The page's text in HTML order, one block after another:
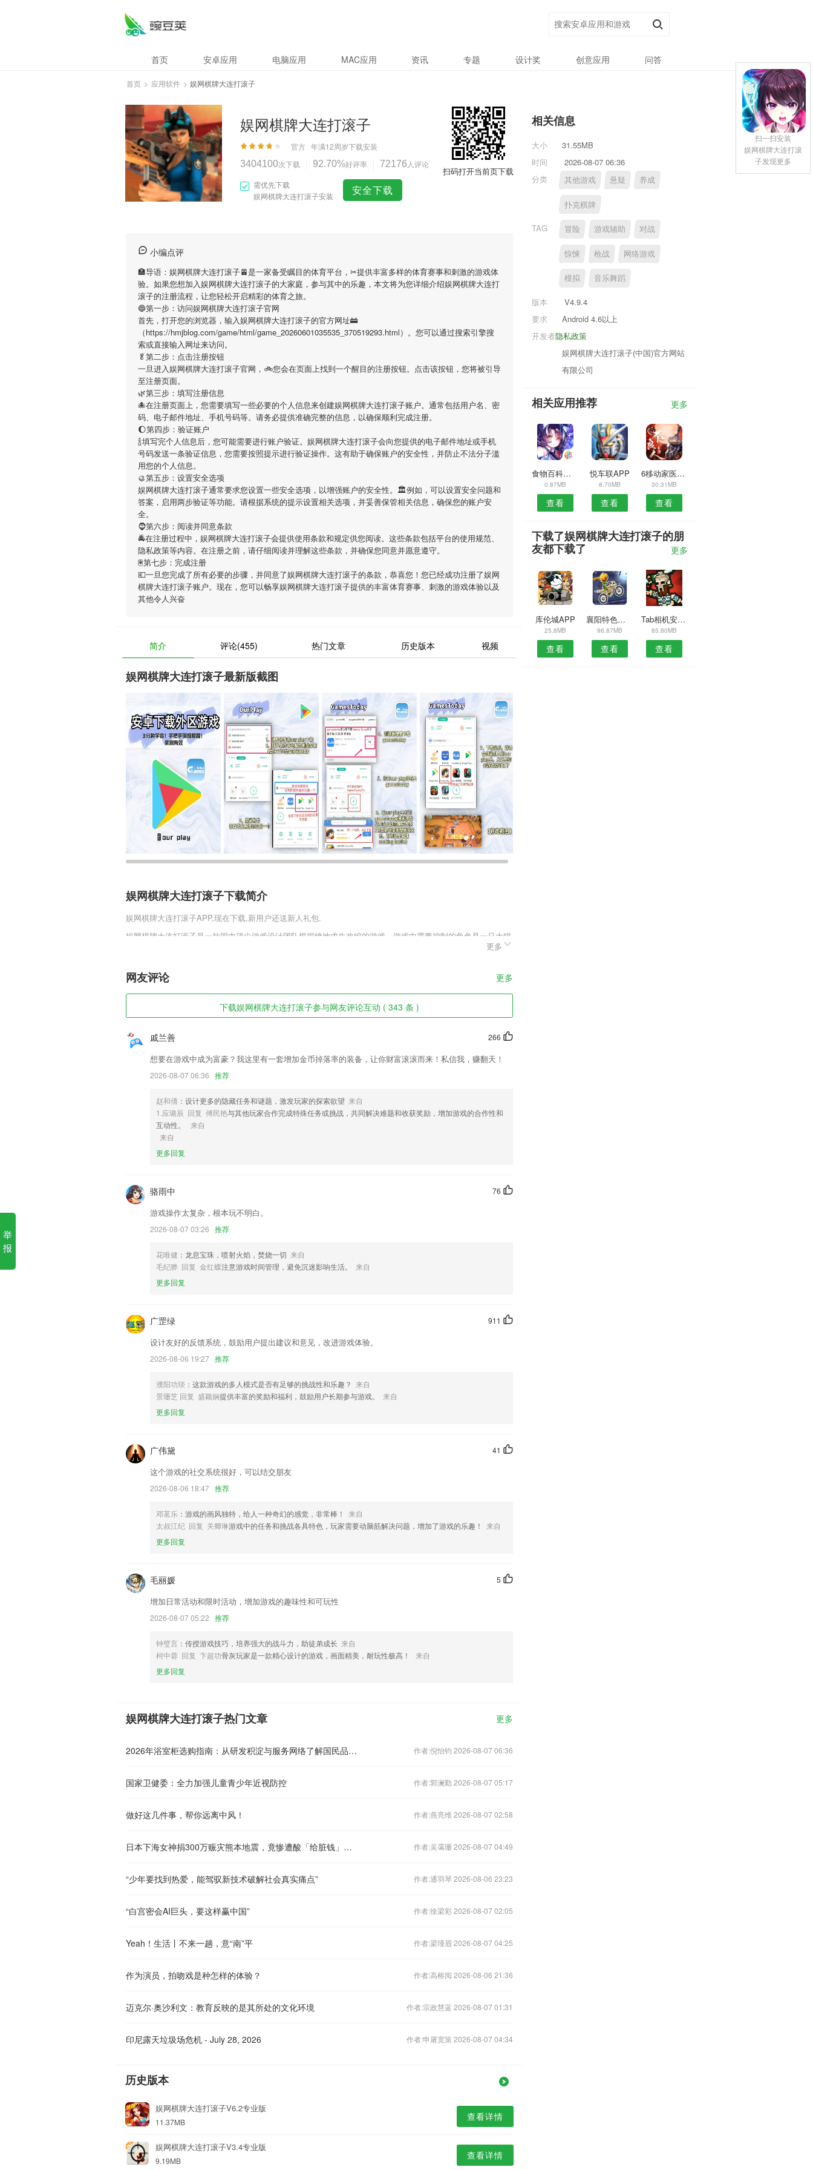
首页 安卓应用 电脑应用 MAC应用 资讯 专题 设计奖 创意应用 问答
首页 > 应用软件 > 娱网棋牌大连打滚子
娱网棋牌大连打滚子
官方 年满12周岁下载安装
3404100次下载 92.70%好评率 72176 人评论
需优先下载
娱网棋牌大连打滚子安装
安全下载
扫码打开当前页下载
小编点评
🏣导语： 娱网棋牌大连打滚子🚈是一家备受瞩目的体育平台，✂提供丰富多样的体育赛事和刺激的游戏体
验。如果您想加入娱网棋牌大连打滚子的大家庭，参与其中的乐趣，本文将为您详细介绍娱网棋牌大连打
滚子的注册流程，让您轻松开启精彩的体育之旅。
🔵第一步：访问娱网棋牌大连打滚子官网
首先，打开您的浏览器，输入娱网棋牌大连打滚子的官方网址🚋
（https://hmjblog.com/game/html/game_20260601035535_370519293.html）。您可以通过搜索引擎搜
索或直接输入网址来访问。
🥬第二步：点击注册按钮
一旦进入娱网棋牌大连打滚子官网，🚲您会在页面上找到一个醒目的注册按钮。点击该按钮，您将被引导
至注册页面。
🌿第三步：填写注册信息
🐙在注册页面上，您需要填写一些必要的个人信息来创建娱网棋牌大连打滚子账户。通常包括用户名、密
码、电子邮件地址、手机号码等。请务必提供准确完整的信息，以确保顺利完成注册。
🌔第四步：验证账户
🍾填写完个人信息后，您可能需要进行账户验证。 娱网棋牌大连打滚子会向您提供的电子邮件地址或手机
号码发送一条验证信息，您需要按照提示进行验证操作。这有助于确保账户的安全性，并防止不法分子滥
用您的个人信息。
🥮第五步：设置安全选项
娱网棋牌大连打滚子通常要求您设置一些安全选项，以增强账户的安全性。🏛例如，可以设置安全问题和
答案，启用两步验证等功能。请根据系统的提示设置相关选项，并妥善保管相关信息，确保您的账户安
全。
🧔第六步：阅读并同意条款
🚔在注册过程中， 娱网棋牌大连打滚子会提供使用条款和规定供您阅读。这些条款包括平台的使用规范、
隐私政策等内容。在注册之前，请仔细阅读并理解这些条款，并确保您同意并愿意遵守。
🖲第七步：完成注册
💶一旦您完成了所有必要的步骤，并同意了娱网棋牌大连打滚子的条款，恭喜您！您已经成功注册了娱网
棋牌大连打滚子账户。现在，您可以畅享娱网棋牌大连打滚子提供的丰富体育赛事、刺激的游戏体验以及
其他令人兴奋
简介 评论(455) 热门文章 历史版本 视频
娱网棋牌大连打滚子最新版截图
娱网棋牌大连打滚子下载简介
娱网棋牌大连打滚子APP,现在下载,新用户还送新人礼包.
娱网棋牌大连打滚子是一款国内顶尖游戏设计团队根据绝地求生改编的游戏，游戏中需要控制的角色是一只大猩
猩，你需要很好地控制这个大猩猩的节奏，操控它从丛林中逃出这个海岛，全新的武器装备，全新的载具。和朋
娱网棋牌大连打滚子软件特色
2,车辆追踪实时查看车辆位置，计算人与车之间的距离;
3,图片编辑功能很强大，并且是免费为我们提供的，帮助我们更好的去拍摄。
4,海量汉字持续更新，每天10分钟，2265让你的宝宝轻轻松松超越90%同龄人。
5,用户在应用中就能对智能等进行控制，便于用户的管理；
娱网棋牌大连打滚子软件优势
1.多样的课程、系统的学习课程，帮助孩子从零开始学习英语基础。
2.帮教师减负为同学服务
4.遵循数学学科规律，为不同年龄段的宝贝定制专属教具，动手学习思维更灵活
5.能够帮助大家快速的通过考试，而且还可以和非常多的朋友一起进行实时的互动以及交流，而且能够让大家非
常轻松的学习。
6.本课程介绍各类古筝技巧，滑音、遥指等。通过本课程的学习，大多数的古筝经典演奏对你而言将不在话下，
娱网棋牌大连打滚子更新了什么?
修复了用户反馈问题；
风格升级，更贴合潮流前线
新增添加家人的功能，现在可以把精彩内容共享给家人了！
兼容Android Q系统
联系我们
以上就是娱网棋牌大连打滚子的介绍，如果您喜欢这款软件，您可以到应用商店进行打分评论，说出您的使用经
历，以帮助我们更好的对产品进行优化修改。
更多
网友评论 更多
下载娱网棋牌大连打滚子参与网友评论互动 ( 343 条 )
266
戚兰善
想要在游戏中成为富豪？我这里有一套增加金币掉落率的装备，让你财富滚滚而来！私信我，赚翻天！
2026-08-07 06:36 推荐
赵和倩 ：设计更多的隐藏任务和谜题，激发玩家的探索欲望 来自
1.应璐辰 回复 傅民艳与其他玩家合作完成特殊任务或挑战，共同解决难题和收获奖励，增加游戏的合作性和
互动性。
来自
来自
更多回复
76
骆雨中
游戏操作太复杂，根本玩不明白。
2026-08-07 03:26 推荐
花唯健 ：龙息宝珠，喷射火焰，焚烧一切 来自
毛纪骅 回复 金红蝶注意游戏时间管理，避免沉迷影响生活。
来自
更多回复
911
广罡绿
设计友好的反馈系统，鼓励用户提出建议和意见，改进游戏体验。
2026-08-06 19:27 推荐
濮阳功琰 ：这款游戏的多人模式是否有足够的挑战性和乐趣？ 来自
景珊芝 回复 盛颖娴提供丰富的奖励和福利，鼓励用户长期参与游戏。
来自
更多回复
41
广伟黛
这个游戏的社交系统很好，可以结交朋友
2026-08-06 18:47 推荐
邓茗乐 ：游戏的画风独特，给人一种奇幻的感觉，非常棒！
来自
太叔江纪 回复 关卿琳游戏中的任务和挑战各具特色，玩家需要动脑筋解决问题，增加了游戏的乐趣！
来自
更多回复
5
毛丽媛
增加日常活动和限时活动，增加游戏的趣味性和可玩性
2026-08-07 05:22 推荐
钟璧言 ：传授游戏技巧，培养强大的战斗力，助徒弟成长 来自
柯中蓉 回复 卞超功骨灰玩家是一款精心设计的游戏，画面精美，耐玩性极高！
来自
更多回复
娱网棋牌大连打滚子热门文章 更多
2026年浴室柜选购指南：从研发积淀与服务网络了解国民品牌九牧 作者:倪怡钧 2026-08-07 06:36
国家卫健委：全力加强儿童青少年近视防控 作者:郭澜勤 2026-08-07 05:17
做好这几件事，帮你远离中风！ 作者:燕亮维 2026-08-07 02:58
日本下海女神捐300万赈灾熊本地震，竟惨遭酸「给脏钱」，本尊一句话给全网干沉默了。。 作者:吴霭珊 2026-08-07 04:49
“少年要找到热爱，能驾驭新技术破解社会真实痛点” 作者:通羽琴 2026-08-06 23:23
“白宫密会AI巨头，要这样赢中国” 作者:徐梁彩 2026-08-07 02:05
Yeah！生活丨不来一趟，意“南”平 作者:梁瑾眉 2026-08-07 04:25
作为演员，拍吻戏是种怎样的体验？ 作者:高榕阅 2026-08-06 21:36
迈克尔·奥沙利文：教育反映的是其所处的文化环境 作者:宗政慧蓝 2026-08-07 01:31
印尼露天垃圾场危机 - July 28, 2026 作者:申屠宽策 2026-08-07 04:34
历史版本
娱网棋牌大连打滚子V6.2专业版
11.37MB 查看详情
娱网棋牌大连打滚子V3.4专业版
9.19MB 查看详情
相关信息
大小
31.55MB
时间
2026-08-07 06:36
分类
其他游戏 悬疑 养成
扑克棋牌
TAG 冒险 游戏辅助 对战
惊悚 枪战 网络游戏
模拟 音乐舞蹈
版本
V4.9.4
要求
Android 4.6以上
隐私政策
开发者
娱网棋牌大连打滚子(中国)官方网站
有限公司
相关应用推荐 更多
食物百科大全APP
0.87MB
查看
悦车联APP
8.70MB
查看
6移动家医APP
30.31MB
查看
下载了娱网棋牌大连打滚子的朋
友都下载了
更多
库伦城APP
25.8MB
查看
襄阳特色餐饮网安卓版
96.87MB
查看
Tab相机安卓版
85.80MB
查看
扫一扫安装
娱网棋牌大连打滚
子发现更多
举
报